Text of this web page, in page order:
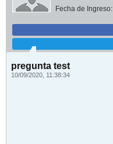
Fecha de Ingreso:
pregunta test
10/09/2020, 11:38:34